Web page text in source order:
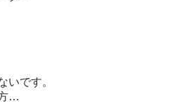
いです。
…